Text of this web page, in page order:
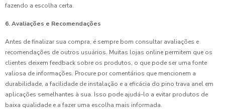
fazendo a escolha certa.
6. Avaliações e Recomendações
Antes de finalizar sua compra, é sempre bom consultar avaliações e
recomendações de outros usuários. Muitas lojas online permitem que os
clientes deixem feedback sobre os produtos, o que pode ser uma fonte
valiosa de informações. Procure por comentários que mencionem a
durabilidade, a facilidade de instalação e a eficácia do pino trava anel em
aplicações semelhantes à sua. Isso pode ajudá-lo a evitar produtos de
baixa qualidade e a fazer uma escolha mais informada.